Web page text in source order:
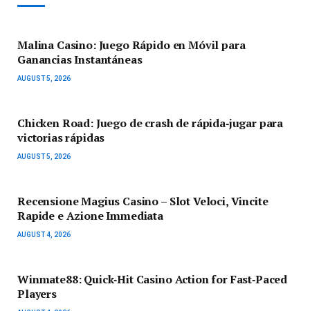
Malina Casino: Juego Rápido en Móvil para
Ganancias Instantáneas
AUGUST 5, 2026
Chicken Road: Juego de crash de rápida‑jugar para
victorias rápidas
AUGUST 5, 2026
Recensione Magius Casino – Slot Veloci, Vincite
Rapide e Azione Immediata
AUGUST 4, 2026
Winmate88: Quick‑Hit Casino Action for Fast‑Paced
Players